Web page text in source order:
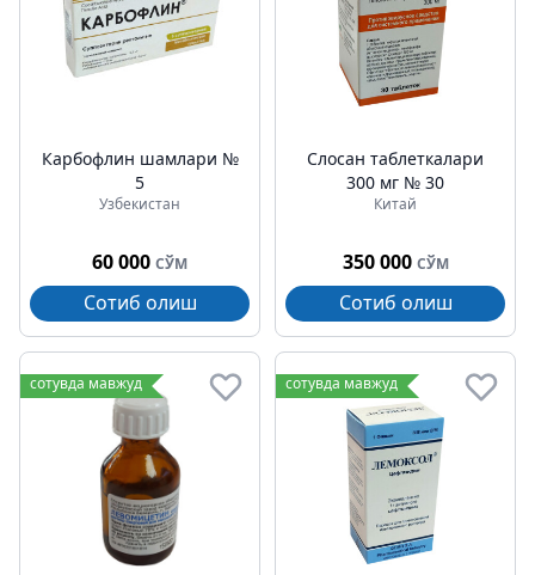
Карбофлин шамлари №
5
Узбекистан
60 000 СЎМ
Сотиб олиш
Cлосан таблеткалари
300 мг № 30
Китай
350 000 СЎМ
Сотиб олиш
сотувда мавжуд сотувда мавжуд